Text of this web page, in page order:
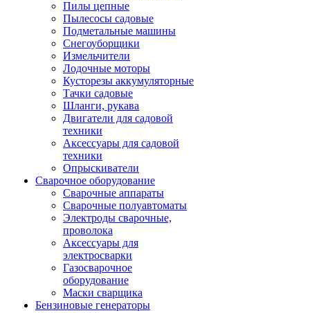
Пилы цепные
Пылесосы садовые
Подметальные машины
Снегоуборщики
Измельчители
Лодочные моторы
Кусторезы аккумуляторные
Тачки садовые
Шланги, рукава
Двигатели для садовой
техники
Аксессуары для садовой
техники
Опрыскиватели
Сварочное оборудование
Сварочные аппараты
Сварочные полуавтоматы
Электроды сварочные,
проволока
Аксессуары для
электросварки
Газосварочное
оборудование
Маски сварщика
Бензиновые генераторы